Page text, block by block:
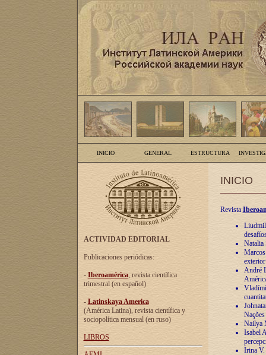
INICIO GENERAL ESTRUCTURA
ACTIVIDAD EDITORIAL
Publicaciones periódicas:
- Iberoamérica, revista científica
trimestral (en español)
- Latinskaya America
(América Latina), revista científica y
sociopolítica mensual (en ruso)
LIBROS
INICIO
Revista
Natalia
André
Nailya
Isabel
Irina V.